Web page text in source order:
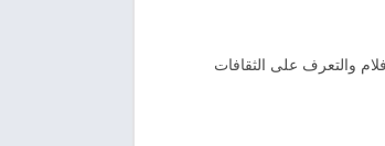
والتعرف على الثقافات